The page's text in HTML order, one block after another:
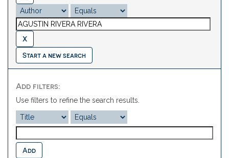
Start a new search
Add filters:
Use filters to refine the search results.